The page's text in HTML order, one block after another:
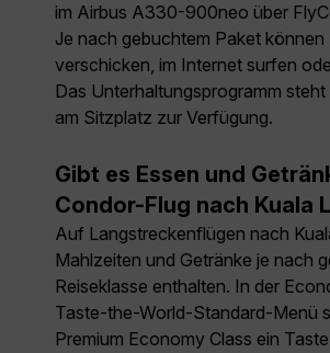
im Airbus A330-900neo über
Je nach gebuchtem Paket
verschicken, im Internet surfen
Das Unterhaltungsprogramm
am Sitzplatz zur Verfügung.
Gibt es Essen und
Condor-Flug nach Kuala
Auf Langstreckenflügen nach
Mahlzeiten und Getränke je nach
Reiseklasse enthalten. In der
Taste-the-World-Standard-Menü
Premium Economy Class ein